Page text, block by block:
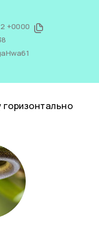
+0000
горизонтально